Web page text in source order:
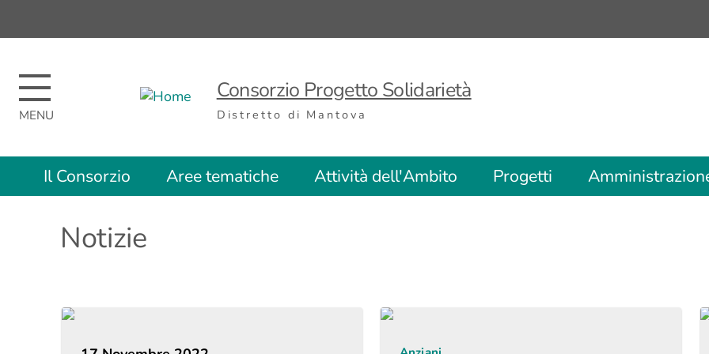
Nome
Regione
Consorzio Progetto Solidarietà
Distretto di Mantova
menu
Il Consorzio Aree tematiche Attività dell'Ambito Progetti
Notizie